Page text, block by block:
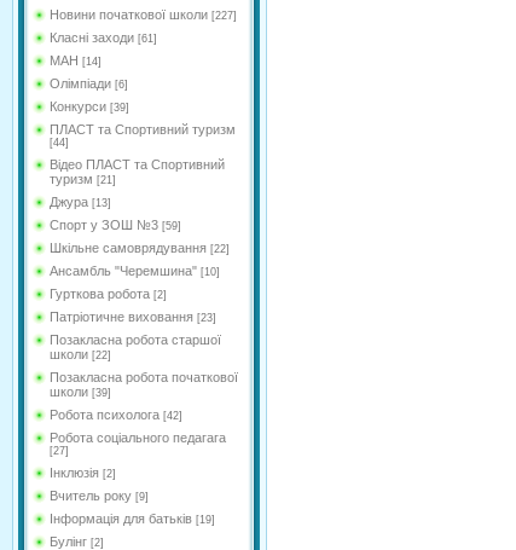
Новини початкової школи [227]
Класні заходи [61]
МАН [14]
Олімпіади [6]
Конкурси [39]
ПЛАСТ та Спортивний туризм
[44]
Відео ПЛАСТ та Спортивний
туризм [21]
Джура [13]
Спорт у ЗОШ №3 [59]
Шкільне самоврядування [22]
Ансамбль "Черемшина" [10]
Гурткова робота [2]
Патріотичне виховання [23]
Позакласна робота старшої
школи [22]
Позакласна робота початкової
школи [39]
Робота психолога [42]
Робота соціального педагага
[27]
Інклюзія [2]
Вчитель року [9]
Інформація для батьків [19]
Булінг [2]